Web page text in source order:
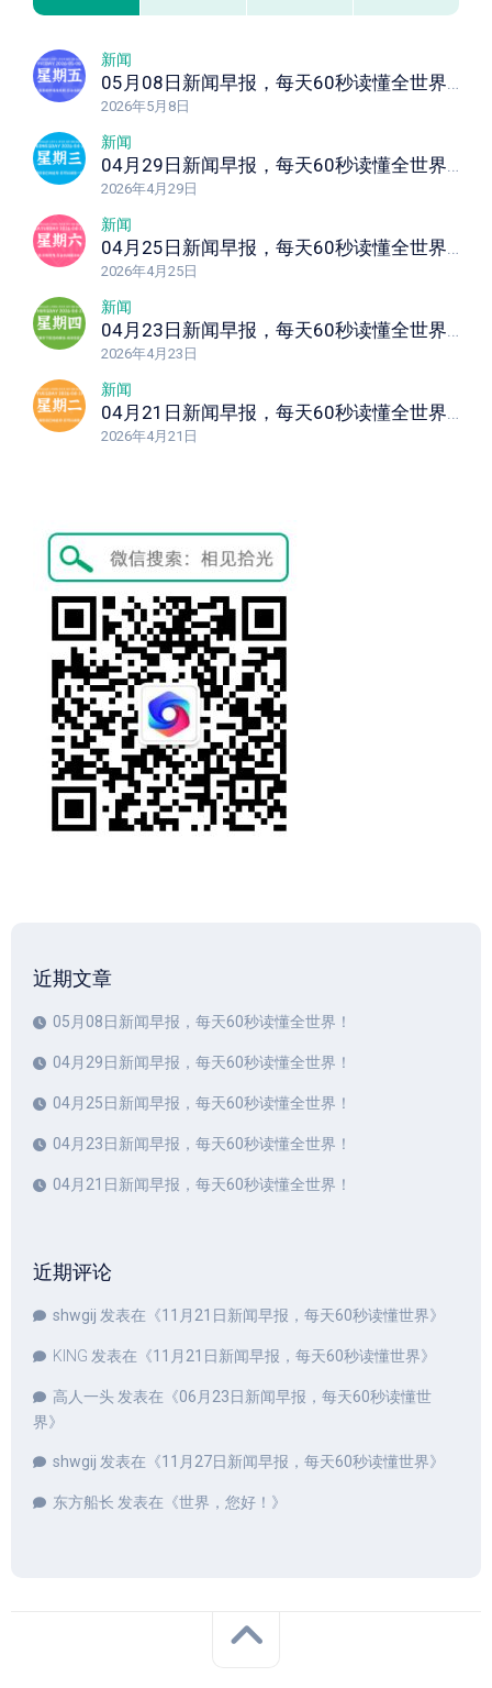
新闻
05月08日新闻早报，每天60秒读懂全世界！
2026年5月8日
新闻
04月29日新闻早报，每天60秒读懂全世界！
2026年4月29日
新闻
04月25日新闻早报，每天60秒读懂全世界！
2026年4月25日
新闻
04月23日新闻早报，每天60秒读懂全世界！
2026年4月23日
新闻
04月21日新闻早报，每天60秒读懂全世界！
2026年4月21日
近期文章
05月08日新闻早报，每天60秒读懂全世界！
04月29日新闻早报，每天60秒读懂全世界！
04月25日新闻早报，每天60秒读懂全世界！
04月23日新闻早报，每天60秒读懂全世界！
04月21日新闻早报，每天60秒读懂全世界！
近期评论
shwgij 发表在《11月21日新闻早报，每天60秒读懂世界》
KING 发表在《11月21日新闻早报，每天60秒读懂世界》
高人一头 发表在《06月23日新闻早报，每天60秒读懂世
界》
shwgij 发表在《11月27日新闻早报，每天60秒读懂世界》
东方船长 发表在《世界，您好！ 》